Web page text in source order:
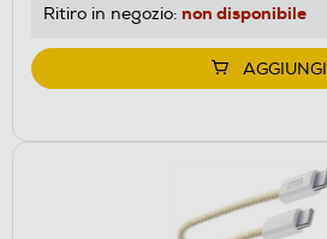
Ritiro in negozio: non disponibile
AGGIUNGI